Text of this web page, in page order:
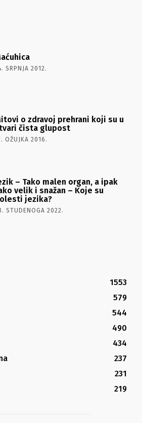
SRPNJA 2012.
o zdravoj prehrani koji su u
čista glupost
OŽUJKA 2016.
– Tako malen organ, a ipak
velik i snažan – Koje su
jezika?
STUDENOGA 2022.
1553
579
544
490
434
237
231
219